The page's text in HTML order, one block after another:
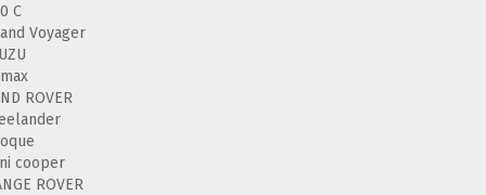
C
Voyager
ROVER
cooper
ROVER